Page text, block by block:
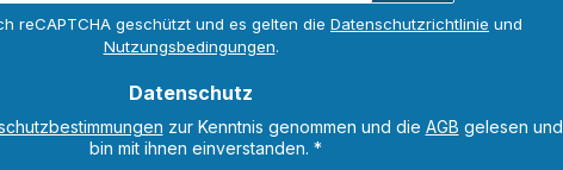
reCAPTCHA geschützt und es gelten die Datenschutzrichtlinie und
Nutzungsbedingungen.
Datenschutz
zur Kenntnis genommen und die AGB gelesen und
bin mit ihnen einverstanden. *